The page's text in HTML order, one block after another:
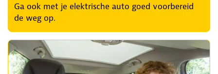
Ga ook met je elektrische auto goed voorbereid
de weg op.